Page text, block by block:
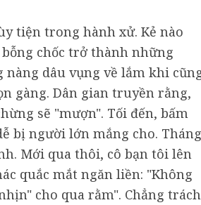
tiện trong hành xử. Kẻ nào
chốc trở thành những
dâu vụng về lắm khi
gàng. Dân gian truyền rằng,
sẽ "mượn". Tối đến, bấm
bị người lớn mắng cho. Tháng
Mới qua thôi, cô bạn tôi lên
quắc mắt ngăn liền: "Không
cho qua rằm". Chẳng